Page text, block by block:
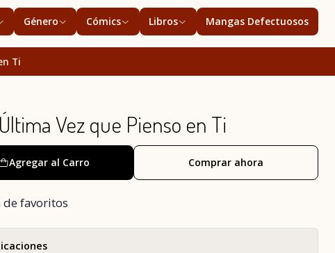
Género Cómics Libros Mangas Defectuosos
Ti
Vez que Pienso en Ti
Agregar al Carro Comprar ahora
de favoritos